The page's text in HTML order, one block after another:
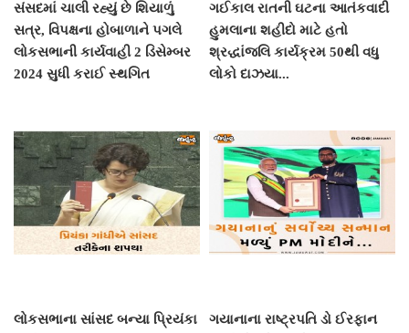
સંસદમાં ચાલી રહ્યું છે શિયાળું
સત્ર, વિપક્ષના હોબાળાને પગલે
લોકસભાની કાર્યવાહી 2 ડિસેમ્બર
2024 સુધી કરાઈ સ્થગિત
ગઈકાલ રાતની ઘટના આતંકવાદી
હુમલાના શહીદો માટે હતો
શ્રદ્ધાંજલિ કાર્યક્રમ 50થી વધુ
લોકો દાઝયા...
લોકસભાના સાંસદ બન્યા પ્રિયંકા
ગયાનાના રાષ્ટ્રપતિ ડો ઈરફાન